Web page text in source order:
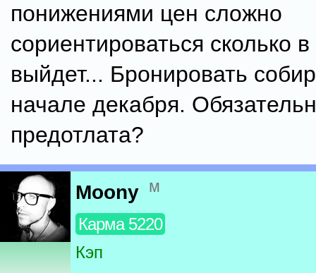
понижениями цен сложно
сориентироваться сколько в
выйдет... Бронировать
начале декабря.
предотлата?
Moony м
Карма 5220
Кэп